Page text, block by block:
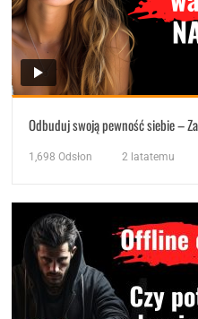
Odbuduj swoją pewność siebie –
1,698 Odsłon 2 latatemu